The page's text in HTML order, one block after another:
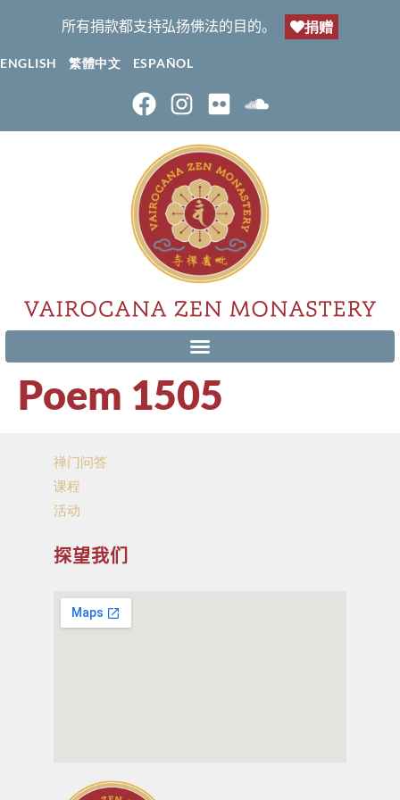
所有捐款都支持弘扬佛法的目的。 捐赠
ENGLISH 繁體中文 ESPAÑOL
Poem 1505
禅门问答
课程
活动
探望我们